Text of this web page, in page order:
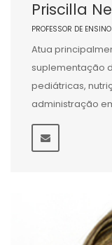
Priscilla
PROFESSOR DE
Atua
suplementação
pediátricas,
administração